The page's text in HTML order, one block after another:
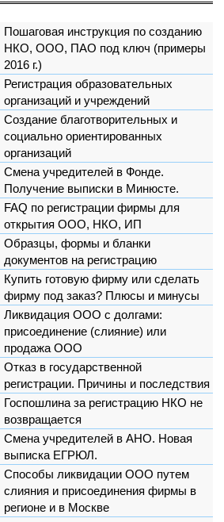
Пошаговая инструкция по созданию
НКО, ООО, ПАО под ключ (примеры
2016 г.)
Регистрация образовательных
организаций и учреждений
Создание благотворительных и
социально ориентированных
организаций
Смена учредителей в Фонде.
Получение выписки в Минюсте.
FAQ по регистрации фирмы для
открытия ООО, НКО, ИП
Образцы, формы и бланки
документов на регистрацию
Купить готовую фирму или сделать
фирму под заказ? Плюсы и минусы
Ликвидация ООО с долгами:
присоединение (слияние) или
продажа ООО
Отказ в государственной
регистрации. Причины и последствия
Госпошлина за регистрацию НКО не
возвращается
Смена учредителей в АНО. Новая
выписка ЕГРЮЛ.
Способы ликвидации ООО путем
слияния и присоединения фирмы в
регионе и в Москве